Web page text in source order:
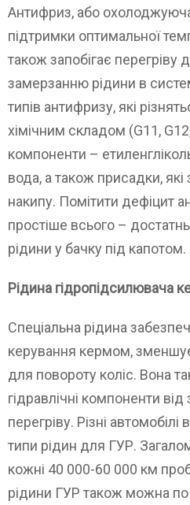
Антифриз, або
підтримки оптимальної
також запобігає перегріву
замерзанню рідини в
типів антифризу, які
хімічним складом (G11,
компоненти –
вода, а також присадки, які
накипу. Помітити дефіцит
простіше всього –
рідини у бачку під капотом.
Рідина гідропідсилювача
Спеціальна рідина
керування кермом,
для повороту коліс. Вона
гідравлічні компоненти від
перегріву. Різні автомобілі
типи рідин для ГУР.
кожні 40 000-60 000 км
рідини ГУР також можна по